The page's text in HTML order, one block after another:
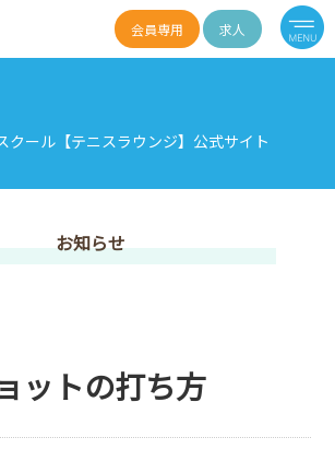
会員専用 求人
クール【テニスラウンジ】公式サイト
お知らせ
ットの打ち方